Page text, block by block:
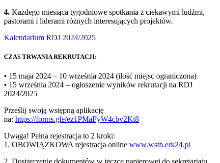
4. Każdego miesiąca tygodniowe spotkania z ciekawymi ludźmi,
pastorami i liderami różnych interesujących projektów.
Kalendarium RDJ 2024/2025
CZAS TRWANIA REKRUTACJI:
• 15 maja 2024 – 10 września 2024 (ilość miejsc ograniczona)
• 15 września 2024 – ogłoszenie wyników rekrutacji na RDJ
2024/2025
Prześlij swoją wstępną aplikację
na: https://forms.gle/ez1PMaFyW4cbv2Kt8
Uwaga! Pełna rejestracja to 2 kroki:
1. OBOWIĄZKOWA rejestracja online www.wsth.erk24.pl